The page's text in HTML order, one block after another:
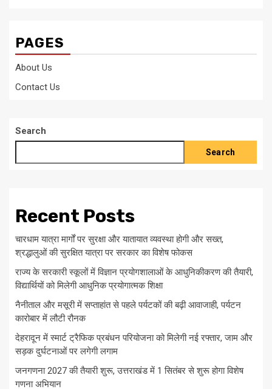
PAGES
About Us
Contact Us
Search
Search
Recent Posts
चारधाम यात्रा मार्गों पर सुरक्षा और यातायात व्यवस्था होगी और सख्त,
श्रद्धालुओं की सुरक्षित यात्रा पर सरकार का विशेष फोकस
राज्य के सरकारी स्कूलों में विज्ञान प्रयोगशालाओं के आधुनिकीकरण की तैयारी,
विद्यार्थियों को मिलेगी आधुनिक प्रयोगात्मक शिक्षा
नैनीताल और मसूरी में सप्ताहांत से पहले पर्यटकों की बढ़ी आवाजाही, पर्यटन
कारोबार में लौटी रौनक
देहरादून में स्मार्ट ट्रैफिक प्रबंधन परियोजना को मिलेगी नई रफ्तार, जाम और
सड़क दुर्घटनाओं पर लगेगी लगाम
जनगणना 2027 की तैयारी शुरू, उत्तराखंड में 1 सितंबर से शुरू होगा विशेष
गणना अभियान